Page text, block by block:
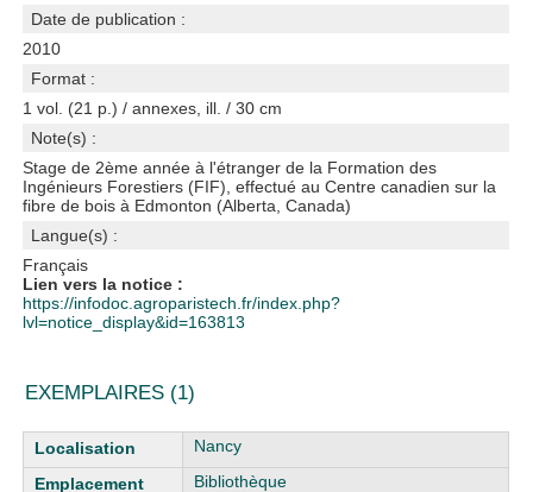
Date de publication :
2010
Format :
1 vol. (21 p.) / annexes, ill. / 30 cm
Note(s) :
Stage de 2ème année à l'étranger de la Formation des
Ingénieurs Forestiers (FIF), effectué au Centre canadien sur la
fibre de bois à Edmonton (Alberta, Canada)
Langue(s) :
Français
Lien vers la notice :
https://infodoc.agroparistech.fr/index.php?
lvl=notice_display&id=163813
EXEMPLAIRES (1)
Liste des exemplaires
Nancy
Bibliothèque